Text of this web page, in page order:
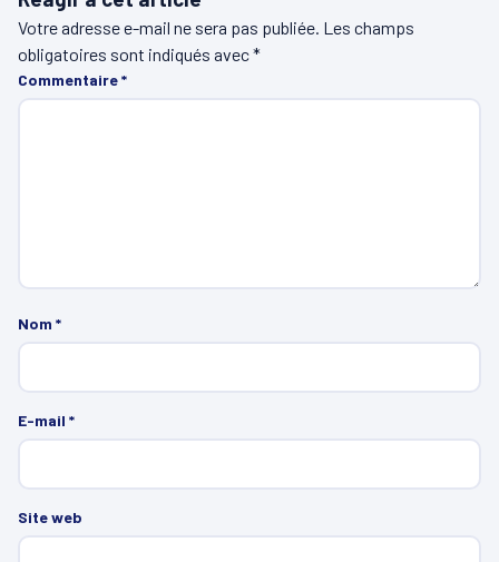
Votre adresse e-mail ne sera pas publiée. Les champs
obligatoires sont indiqués avec*
Commentaire*
Nom *
E-mail *
Site web